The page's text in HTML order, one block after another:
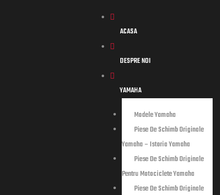
ACASA
DESPRE NOI
YAMAHA
Modele Yamaha
Piese De Schimb Originale
Yamaha – Istoria Yamaha
Piese De Schimb Originale
Pentru Motociclete Yamaha
Piese De Schimb Originale